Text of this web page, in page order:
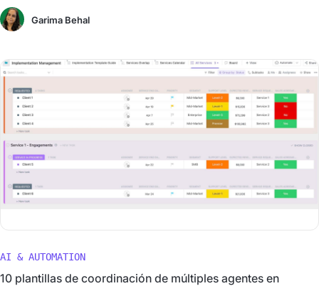
Garima Behal
AI & AUTOMATION
10 plantillas de coordinación de múltiples agentes en